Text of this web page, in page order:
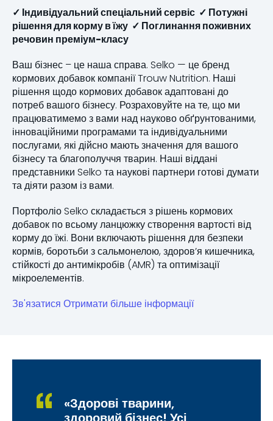
✓ Індивідуальний спеціальний сервіс ✓ Потужні
рішення для корму в їжу ✓ Поглинання поживних
речовин преміум-класу
Ваш бізнес – це наша справа. Selko — це бренд
кормових добавок компанії Trouw Nutrition. Наші
рішення щодо кормових добавок адаптовані до
потреб вашого бізнесу. Розраховуйте на те, що ми
працюватимемо з вами над науково обґрунтованими,
інноваційними програмами та індивідуальними
послугами, які дійсно мають значення для вашого
бізнесу та благополуччя тварин. Наші віддані
представники Selko та наукові партнери готові думати
та діяти разом із вами.
Портфоліо Selko складається з рішень кормових
добавок по всьому ланцюжку створення вартості від
корму до їжі. Вони включають рішення для безпеки
кормів, боротьби з сальмонелою, здоров’я кишечника,
стійкості до антимікробів (AMR) та оптимізації
мікроелементів.
Зв'язатися Отримати більше інформації
«Здорові тварини,